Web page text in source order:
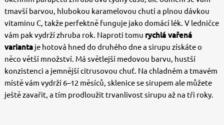
tmavší barvou, hlubokou karamelovou chutí a plnou dávkou
vitaminu C, takže perfektně funguje jako domácí lék. V ledničce
vám pak vydrží zhruba rok. Naproti tomu rychlá vařená
variantaje hotová hned do druhého dne a sirupu získáte o
něco větší množství. Má světlejší medovou barvu, hustší
konzistenci a jemnější citrusovou chuť. Na chladném a tmavém
místě vám vydrží 6–12 měsíců, sklenice se sirupem ale můžete
ještě zavařit, a tím prodloužit trvanlivost sirupu až na tři roky.